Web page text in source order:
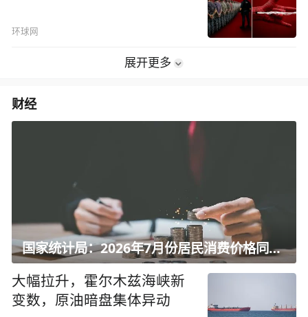
环球网
展开更多
财经
国家统计局：2026年7月份居民消费价格同比上涨0.5%
大幅拉升，霍尔木兹海峡新
变数，原油暗盘集体异动